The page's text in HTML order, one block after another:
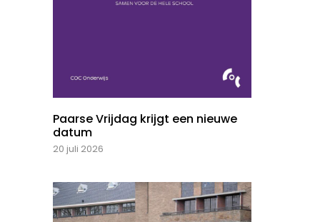
Paarse Vrijdag krijgt een nieuwe
datum
20 juli 2026